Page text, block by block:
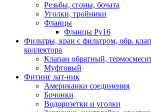
Резьбы, сгоны, бочата
Уголки, тройники
Фланцы
Фланцы Ру16
Фильтры, кран с фильтром, обр.
коллектора
Клапан обратный,
Муфтовый
Фитинг лат-ник
Американки соединения
Бочонки
Водорозетки и уголки